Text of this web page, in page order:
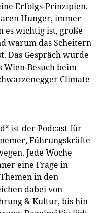
Erfolgs-Prinzipien.
Hunger, immer
es wichtig ist, große
warum das Scheitern
Das Gespräch wurde
Wien-Besuch beim
Climate
ist der Podcast für
Führungskräfte
Jede Woche
eine Frage in
in den
dabei von
& Kultur, bis hin